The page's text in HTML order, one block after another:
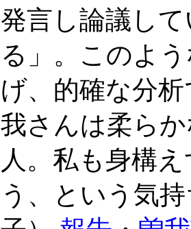
発言し論議し
る」。このよ
げ、的確な分
我さんは柔ら
人。私も身構
う、という気